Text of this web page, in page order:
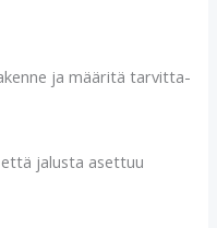
ja määritä tarvit­ta­
jalusta asettuu